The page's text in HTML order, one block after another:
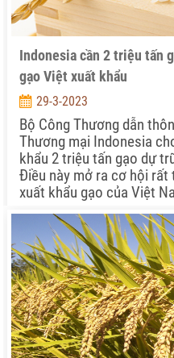
Indonesia cần 2 triệu tấn
gạo Việt xuất khẩu
29-3-2023
Bộ Công Thương dẫn
Thương mại Indonesia
khẩu 2 triệu tấn gạo dự
Điều này mở ra cơ hội
xuất khẩu gạo của Việt